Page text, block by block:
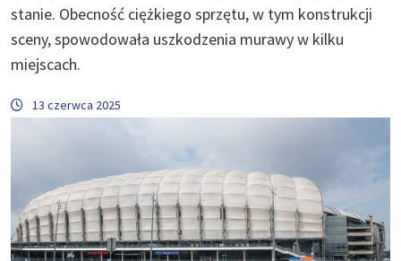
stanie. Obecność ciężkiego sprzętu, w tym konstrukcji
sceny, spowodowała uszkodzenia murawy w kilku
miejscach.
13 czerwca 2025